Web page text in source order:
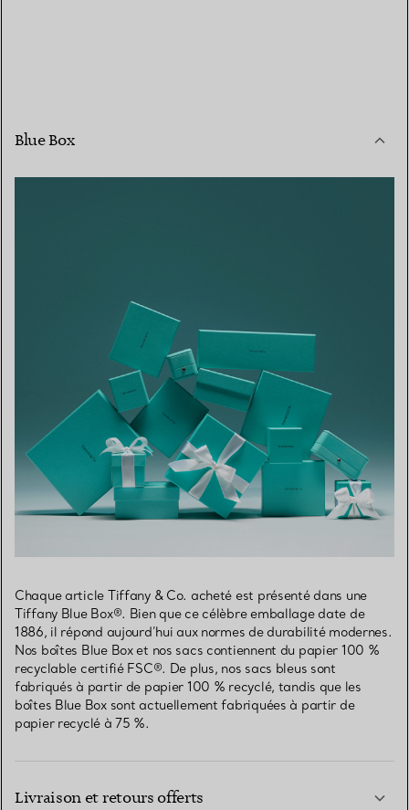
Blue Box
Chaque article Tiffany & Co. acheté est présenté dans une
Tiffany Blue Box®. Bien que ce célèbre emballage date de
1886, il répond aujourd’hui aux normes de durabilité modernes.
Nos boîtes Blue Box et nos sacs contiennent du papier 100 %
recyclable certifié FSC®. De plus, nos sacs bleus sont
fabriqués à partir de papier 100 % recyclé, tandis que les
boîtes Blue Box sont actuellement fabriquées à partir de
papier recyclé à 75 %.
Livraison et retours offerts